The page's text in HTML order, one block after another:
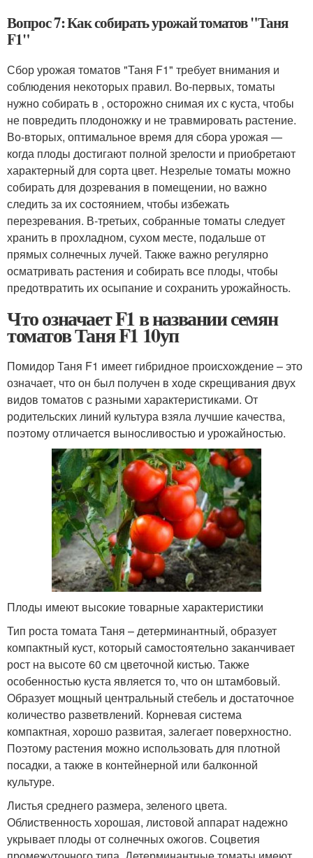
Вопрос 7: Как собирать урожай томатов "Таня
F1"
Сбор урожая томатов "Таня F1" требует внимания и
соблюдения некоторых правил. Во-первых, томаты
нужно собирать в , осторожно снимая их с куста, чтобы
не повредить плодоножку и не травмировать растение.
Во-вторых, оптимальное время для сбора урожая —
когда плоды достигают полной зрелости и приобретают
характерный для сорта цвет. Незрелые томаты можно
собирать для дозревания в помещении, но важно
следить за их состоянием, чтобы избежать
перезревания. В-третьих, собранные томаты следует
хранить в прохладном, сухом месте, подальше от
прямых солнечных лучей. Также важно регулярно
осматривать растения и собирать все плоды, чтобы
предотвратить их осыпание и сохранить урожайность.
Что означает F1 в названии семян
томатов Таня F1 10уп
Помидор Таня F1 имеет гибридное происхождение – это
означает, что он был получен в ходе скрещивания двух
видов томатов с разными характеристиками. От
родительских линий культура взяла лучшие качества,
поэтому отличается выносливостью и урожайностью.
Плоды имеют высокие товарные характеристики
Тип роста томата Таня – детерминантный, образует
компактный куст, который самостоятельно заканчивает
рост на высоте 60 см цветочной кистью. Также
особенностью куста является то, что он штамбовый.
Образует мощный центральный стебель и достаточное
количество разветвлений. Корневая система
компактная, хорошо развитая, залегает поверхностно.
Поэтому растения можно использовать для плотной
посадки, а также в контейнерной или балконной
культуре.
Листья среднего размера, зеленого цвета.
Облиственность хорошая, листовой аппарат надежно
укрывает плоды от солнечных ожогов. Соцветия